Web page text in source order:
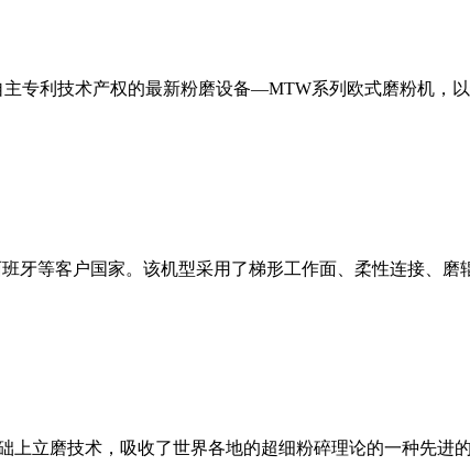
专利技术产权的最新粉磨设备—MTW系列欧式磨粉机，
牙等客户国家。该机型采用了梯形工作面、柔性连接、
立磨技术，吸收了世界各地的超细粉碎理论的一种先进